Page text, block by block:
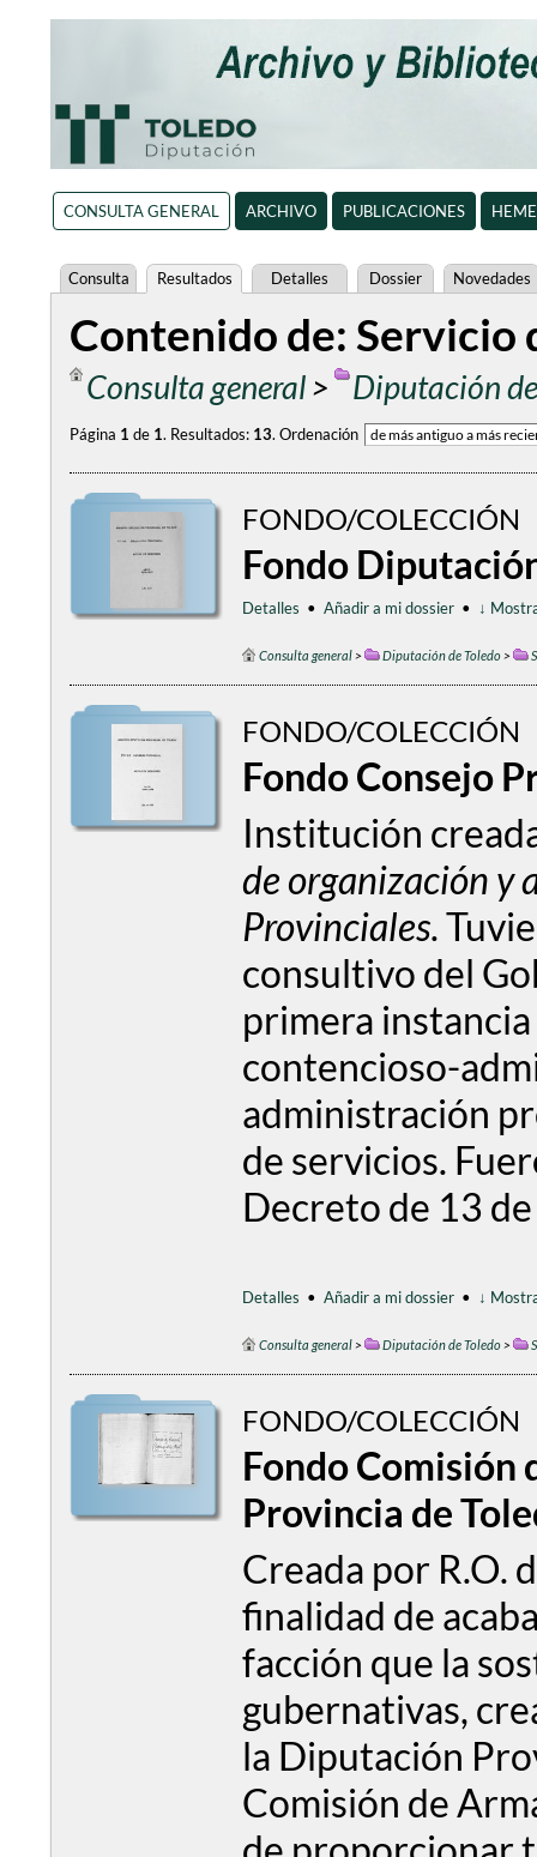
CONSULTA GENERAL ARCHIVO PUBLICACIONES
Consulta Resultados Detalles Dossier Novedades
Contenido de:
Consulta general> Diputación
Página 1 de 1. Resultados: 13. Ordenación
FONDO/COLECCIÓN
Fondo
Detalles • Añadir a mi dossier • ↓
Consulta general> Diputación de Toledo>
FONDO/COLECCIÓN
Fondo Consejo
Institución
de organización y
Provinciales.
consultivo del
primera
contencioso-
administración
de servicios.
Decreto de 13
Detalles • Añadir a mi dossier • ↓
Consulta general> Diputación de Toledo>
FONDO/COLECCIÓN
Fondo Comisión
Provincia de
Creada por R.O.
finalidad de
facción que la
gubernativas,
la Diputación
Comisión de